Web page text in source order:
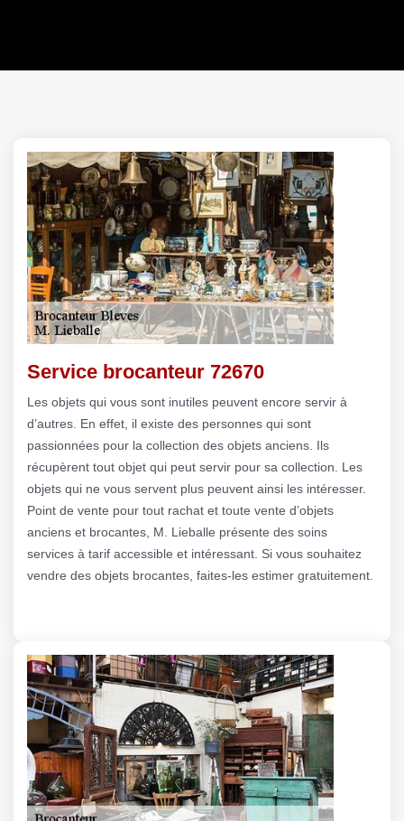
Service brocanteur 72670
Les objets qui vous sont inutiles peuvent encore servir à
d’autres. En effet, il existe des personnes qui sont
passionnées pour la collection des objets anciens. Ils
récupèrent tout objet qui peut servir pour sa collection. Les
objets qui ne vous servent plus peuvent ainsi les intéresser.
Point de vente pour tout rachat et toute vente d’objets
anciens et brocantes, M. Lieballe présente des soins
services à tarif accessible et intéressant. Si vous souhaitez
vendre des objets brocantes, faites-les estimer gratuitement.